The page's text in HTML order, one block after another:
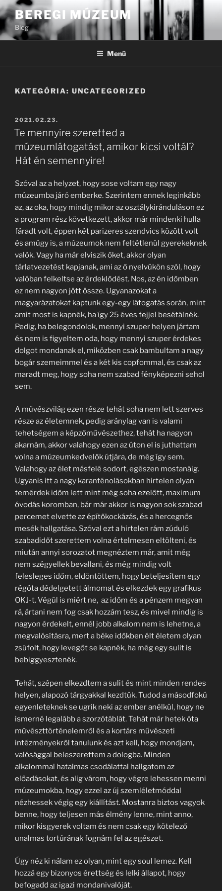
Tartalomhoz
BEREGI MÚZEUM
Blog
Menü
KATEGÓRIA: UNCATEGORIZED
BEKÜLDVE:
2021.02.23.
Te mennyire szeretted a
múzeumlátogatást, amikor kicsi voltál?
Hát én semennyire!
Szóval az a helyzet, hogy sose voltam egy nagy
múzeumba járó emberke. Szerintem ennek leginkább
az, az oka, hogy mindig mikor az osztálykiránduláson ez
a program rész következett, akkor már mindenki hulla
fáradt volt, éppen két parizeres szendvics között volt
és amúgy is, a múzeumok nem feltétlenül gyerekeknek
valók. Vagy ha már elviszik őket, akkor olyan
tárlatvezetést kapjanak, ami az ő nyelvükön szól, hogy
valóban felkeltse az érdeklődést. Nos, az én időmben
ez nem nagyon jött össze. Ugyanazokat a
magyarázatokat kaptunk egy-egy látogatás során, mint
amit most is kapnék, ha így 25 éves fejjel besétálnék.
Pedig, ha belegondolok, mennyi szuper helyen jártam
és nem is figyeltem oda, hogy mennyi szuper érdekes
dolgot mondanak el, miközben csak bambultam a nagy
bogár szemeimmel és a két kis copfommal, és csak az
maradt meg, hogy soha nem szabad fényképezni sehol
sem.
A művészvilág ezen része tehát soha nem lett szerves
része az életemnek, pedig aránylag van is valami
tehetségem a képzőművészethez, tehát ha nagyon
akarnám, akkor valahogy ezen az úton el is juthattam
volna a múzeumkedvelők útjára, de még így sem.
Valahogy az élet másfelé sodort, egészen mostanáig.
Ugyanis itt a nagy karanténolásokban hirtelen olyan
temérdek időm lett mint még soha ezelőtt, maximum
óvodás koromban, bár már akkor is nagyon sok szabad
percemet elvette az építőkockázás, és a hercegnős
mesék hallgatása. Szóval ezt a hirtelen rám zúduló
szabadidőt szerettem volna értelmesen eltölteni, és
miután annyi sorozatot megnéztem már, amit még
nem szégyellek bevallani, és még mindig volt
felesleges időm, eldöntöttem, hogy beteljesítem egy
régóta dédelgetett álmomat és elkezdek egy grafikus
OKJ-t. Végül is miért ne, az időm és a pénzem megvan
rá, ártani nem fog csak hozzám tesz, és mivel mindig is
nagyon érdekelt, ennél jobb alkalom nem is lehetne, a
megvalósításra, mert a béke időkben élt életem olyan
zsúfolt, hogy levegőt se kapnék, ha még egy sulit is
bebiggyesztenék.
Tehát, szépen elkezdtem a sulit és mint minden rendes
helyen, alapozó tárgyakkal kezdtük. Tudod a másodfokú
egyenleteknek se ugrik neki az ember anélkül, hogy ne
ismerné legalább a szorzótáblát. Tehát már hetek óta
művészttörténelemről és a kortárs művészeti
intézményekről tanulunk és azt kell, hogy mondjam,
valósággal beleszerettem a dologba. Minden
alkalommal hatalmas csodálattal hallgatom az
előadásokat, és alig várom, hogy végre lehessen menni
múzeumokba, hogy ezzel az új szemléletmóddal
nézhessek végig egy kiállítást. Mostanra biztos vagyok
benne, hogy teljesen más élmény lenne, mint anno,
mikor kisgyerek voltam és nem csak egy kötelező
unalmas tortúrának fognám fel az egészet.
Úgy néz ki nálam ez olyan, mint egy soul lemez. Kell
hozzá egy bizonyos érettség és lelki állapot, hogy
befogadd az igazi mondanivalóját.